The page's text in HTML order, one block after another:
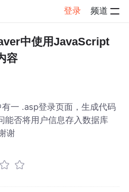
登录 频道
帖子详情
中使用JavaScript
容
一 .asp登录页面，生成代码
能否将用户信息存入数据库
谢